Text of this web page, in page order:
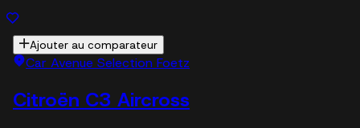
Ajouter au comparateur
Car Avenue Selection Foetz
Citroën C3 Aircross